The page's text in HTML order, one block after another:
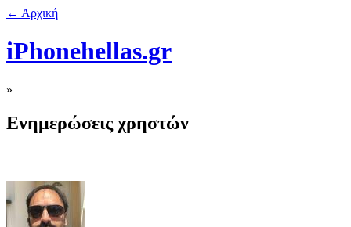
← Αρχική
iPhonehellas.gr
»
Ενημερώσεις χρηστών